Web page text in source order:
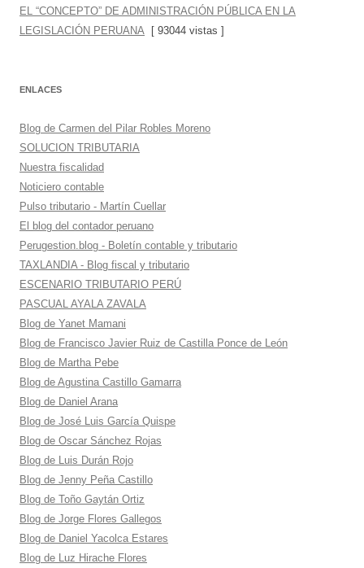
EL “CONCEPTO” DE ADMINISTRACIÓN PÚBLICA EN LA
LEGISLACIÓN PERUANA [ 93044 vistas ]
ENLACES
Blog de Carmen del Pilar Robles Moreno
SOLUCION TRIBUTARIA
Nuestra fiscalidad
Noticiero contable
Pulso tributario - Martín Cuellar
El blog del contador peruano
Perugestion.blog - Boletín contable y tributario
TAXLANDIA - Blog fiscal y tributario
ESCENARIO TRIBUTARIO PERÚ
PASCUAL AYALA ZAVALA
Blog de Yanet Mamani
Blog de Francisco Javier Ruiz de Castilla Ponce de León
Blog de Martha Pebe
Blog de Agustina Castillo Gamarra
Blog de Daniel Arana
Blog de José Luis García Quispe
Blog de Oscar Sánchez Rojas
Blog de Luis Durán Rojo
Blog de Jenny Peña Castillo
Blog de Toño Gaytán Ortiz
Blog de Jorge Flores Gallegos
Blog de Daniel Yacolca Estares
Blog de Luz Hirache Flores